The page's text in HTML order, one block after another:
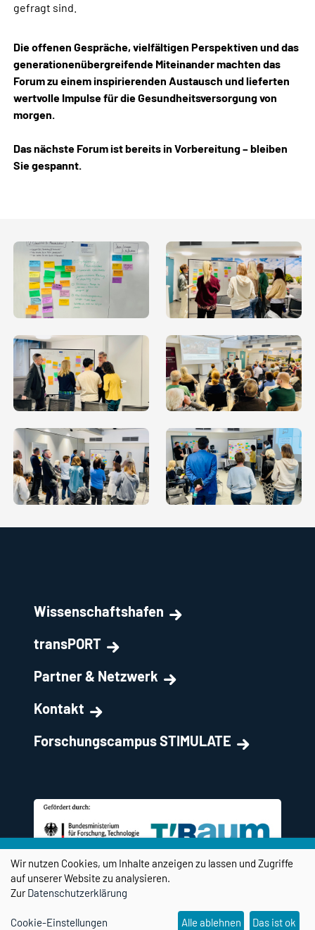
gefragt sind.
Die offenen Gespräche, vielfältigen Perspektiven und das
generationenübergreifende Miteinander machten das
Forum zu einem inspirierenden Austausch und lieferten
wertvolle Impulse für die Gesundheitsversorgung von
morgen.
Das nächste Forum ist bereits in Vorbereitung – bleiben
Sie gespannt.
Wissenschaftshafen
transPORT
Partner & Netzwerk
Kontakt
Forschungscampus STIMULATE
Wir nutzen Cookies, um Inhalte anzeigen zu lassen und Zugriffe
auf unserer Website zu analysieren.
ZurDatenschutzerklärung
Cookie-Einstellungen Alle ablehnen Das ist ok